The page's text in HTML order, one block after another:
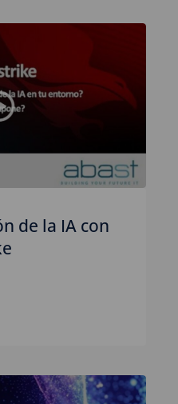
de la IA con